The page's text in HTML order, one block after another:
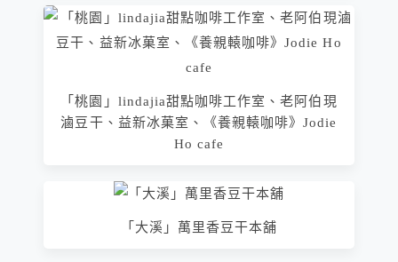
「桃園」lindajia甜點咖啡工作室、老阿伯現
滷豆干、益新冰菓室、《養親轅咖啡》Jodie
Ho cafe
「大溪」萬里香豆干本舖